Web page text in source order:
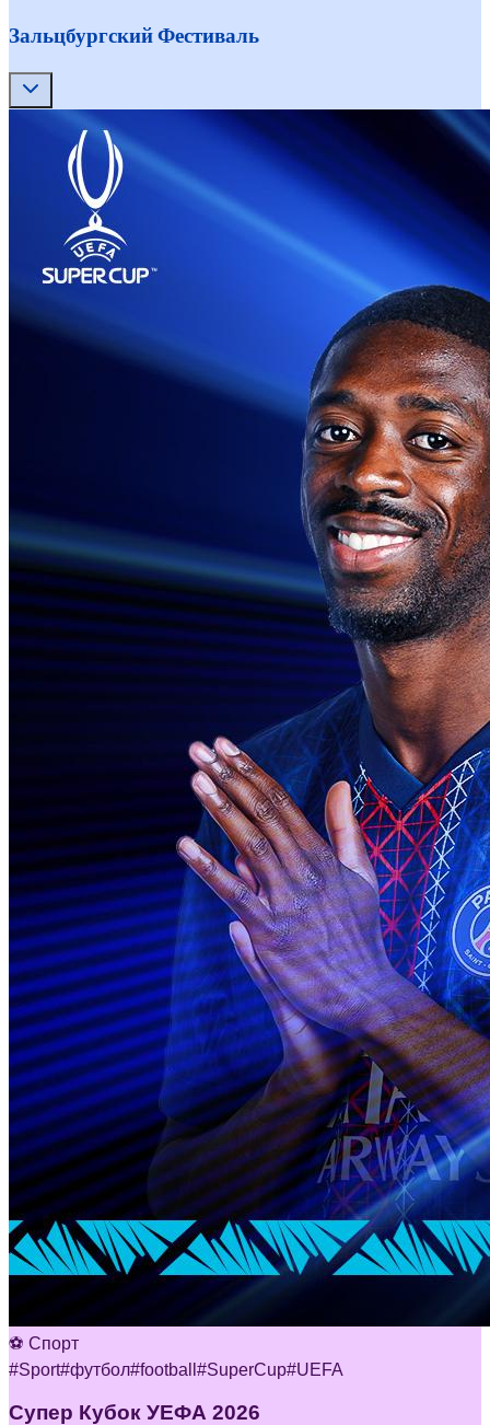
Зальцбургский Фестиваль
⚽ Спорт
#Sport#футбол#football #SuperCup#UEFA
Супер Кубок УЕФА 2026